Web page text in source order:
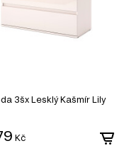
3šx Lesklý Kašmír Lily
Kč